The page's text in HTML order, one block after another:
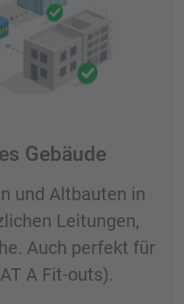
Gebäude
und Altbauten in
Leitungen,
Auch perfekt für
A Fit-outs).